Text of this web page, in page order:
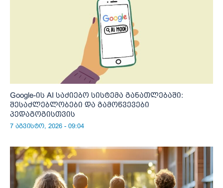
Google-ის AI საძიებო სისტემა განათლებაში:
შესაძლებლობები და გამოწვევები
პედაგოგისთვის
7 აგვისტო, 2026 - 09:04